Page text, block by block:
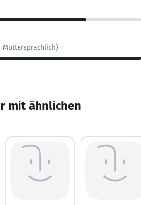
Muttersprachlich)
mit ähnlichen